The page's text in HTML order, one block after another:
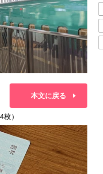
本文に戻る
）